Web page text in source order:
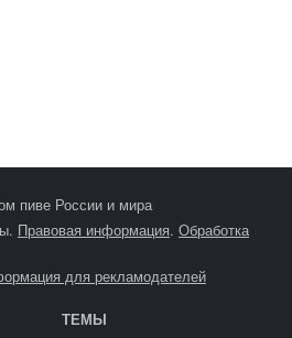
пиве России и мира
Правовая информация. Обработка
для рекламодателей
ТЕМЫ